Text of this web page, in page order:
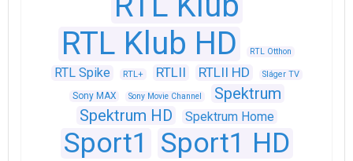
RTL Klub HD
RTL Otthon
RTL Spike RTL+ RTLII RTLII HD Sláger TV
Sony MAX Sony Movie Channel
Spektrum
Spektrum HD
Spektrum Home
Sport1 Sport1 HD